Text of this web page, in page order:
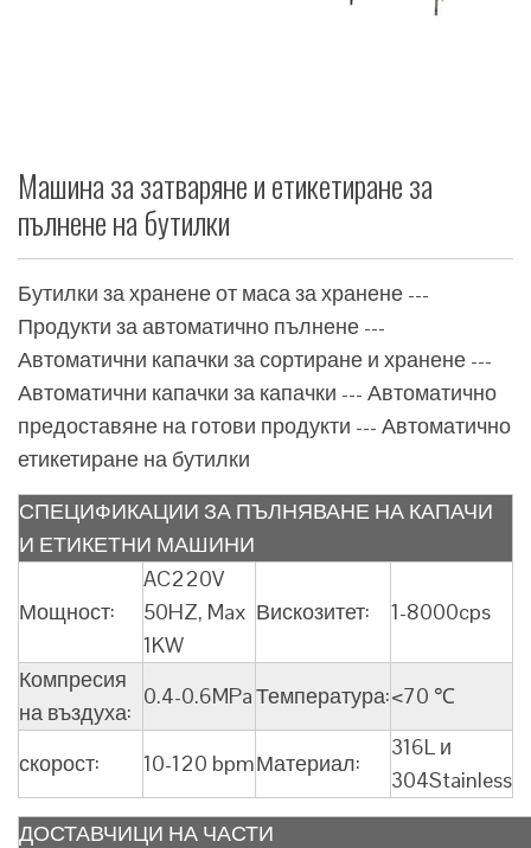
Машина за затваряне и етикетиране за
пълнене на бутилки
Бутилки за хранене от маса за хранене ---
Продукти за автоматично пълнене ---
Автоматични капачки за сортиране и хранене ---
Автоматични капачки за капачки --- Автоматично
предоставяне на готови продукти --- Автоматично
етикетиране на бутилки
СПЕЦИФИКАЦИИ ЗА ПЪЛНЯВАНЕ НА КАПАЧИ
И ЕТИКЕТНИ МАШИНИ
Мощност:
AC220V
50HZ, Max
1KW
Вискозитет: 1-8000cps
Компресия
на въздуха:
0.4-0.6MPaТемпература:<70 ℃
скорост: 10-120 bpmМатериал:
316L и
304Stainless
ДОСТАВЧИЦИ НА ЧАСТИ